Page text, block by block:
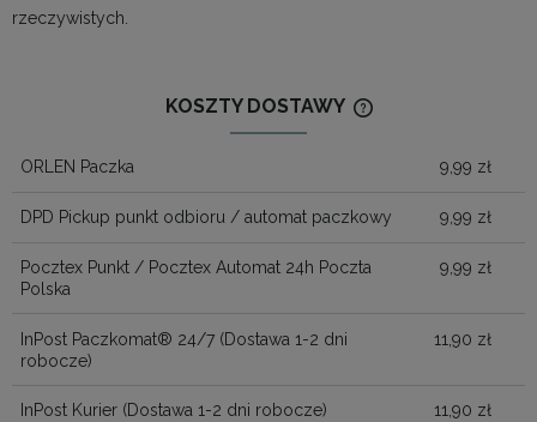
rzeczywistych.
KOSZTY DOSTAWY
ORLEN Paczka 9,99 zł
DPD Pickup punkt odbioru / automat paczkowy 9,99 zł
Pocztex Punkt / Pocztex Automat 24h Poczta
Polska
9,99 zł
InPost Paczkomat® 24/7 (Dostawa 1-2 dni
robocze)
11,90 zł
InPost Kurier (Dostawa 1-2 dni robocze) 11,90 zł